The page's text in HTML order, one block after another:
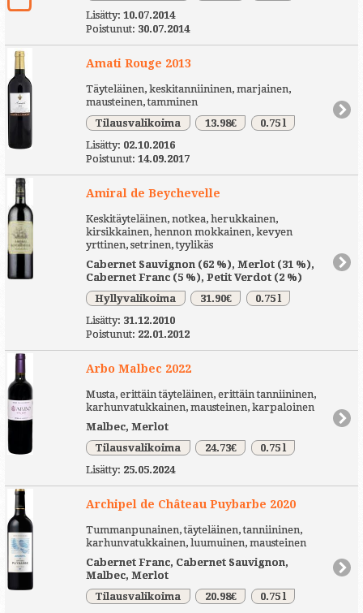
Lisätty: 10.07.2014
Poistunut: 30.07.2014
Amati Rouge 2013
Täyteläinen, keskitanniininen, marjainen,
mausteinen, tamminen
Tilausvalikoima
13.98€
0.75 l
Lisätty: 02.10.2016
Poistunut: 14.09.2017
Amiral de Beychevelle
Keskitäyteläinen, notkea, herukkainen,
kirsikkainen, hennon mokkainen, kevyen
yrttinen, setrinen, tyylikäs
Cabernet Sauvignon (62 %), Merlot (31 %),
Cabernet Franc (5 %), Petit Verdot (2 %)
Hyllyvalikoima
31.90€
0.75 l
Lisätty: 31.12.2010
Poistunut: 22.01.2012
Arbo Malbec 2022
Musta, erittäin täyteläinen, erittäin tanniininen,
karhunvatukkainen, mausteinen, karpaloinen
Malbec, Merlot
Tilausvalikoima
24.73€
0.75 l
Lisätty: 25.05.2024
Archipel de Château Puybarbe 2020
Tummanpunainen, täyteläinen, tanniininen,
karhunvatukkainen, luumuinen, mausteinen
Cabernet Franc, Cabernet Sauvignon,
Malbec, Merlot
Tilausvalikoima
20.98€
0.75 l